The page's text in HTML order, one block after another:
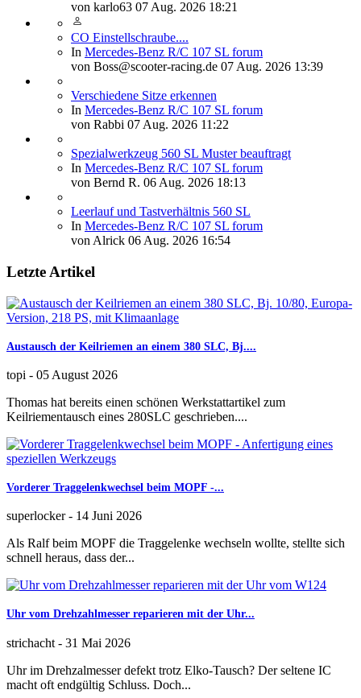
von karlo63 07 Aug. 2026 18:21
CO Einstellschraube....
In Mercedes-Benz R/C 107 SL forum
von Boss@scooter-racing.de 07 Aug. 2026 13:39
Verschiedene Sitze erkennen
In Mercedes-Benz R/C 107 SL forum
von Rabbi 07 Aug. 2026 11:22
Spezialwerkzeug 560 SL Muster beauftragt
In Mercedes-Benz R/C 107 SL forum
von Bernd R. 06 Aug. 2026 18:13
Leerlauf und Tastverhältnis 560 SL
In Mercedes-Benz R/C 107 SL forum
vonAlrick 06 Aug. 2026 16:54
Letzte Artikel
Austausch der Keilriemen an einem 380 SLC, Bj....
topi - 05 August 2026
Thomas hat bereits einen schönen Werkstattartikel zum
Keilriementausch eines 280SLC geschrieben....
Vorderer Traggelenkwechsel beim MOPF -...
superlocker- 14 Juni 2026
Als Ralf beim MOPF die Traggelenke wechseln wollte, stellte sich
schnell heraus, dass der...
Uhr vom Drehzahlmesser reparieren mit der Uhr...
strichacht - 31 Mai 2026
Uhr im Drehzalmesser defekt trotz Elko-Tausch? Der seltene IC
macht oft endgültig Schluss. Doch...